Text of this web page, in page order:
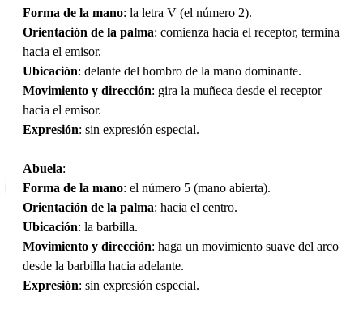
Forma de la mano: la letra V (el número 2).
Orientación de la palma: comienza hacia el receptor, termina
hacia el emisor.
Ubicación: delante del hombro de la mano dominante.
Movimiento y dirección: gira la muñeca desde el receptor
hacia el emisor.
Expresión: sin expresión especial.
Abuela:
Forma de la mano: el número 5 (mano abierta).
Orientación de la palma: hacia el centro.
Ubicación: la barbilla.
Movimiento y dirección: haga un movimiento suave del arco
desde la barbilla hacia adelante.
Expresión: sin expresión especial.